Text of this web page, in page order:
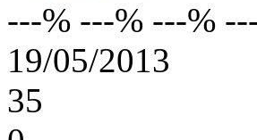
---% ---% ---%
19/05/2013
35